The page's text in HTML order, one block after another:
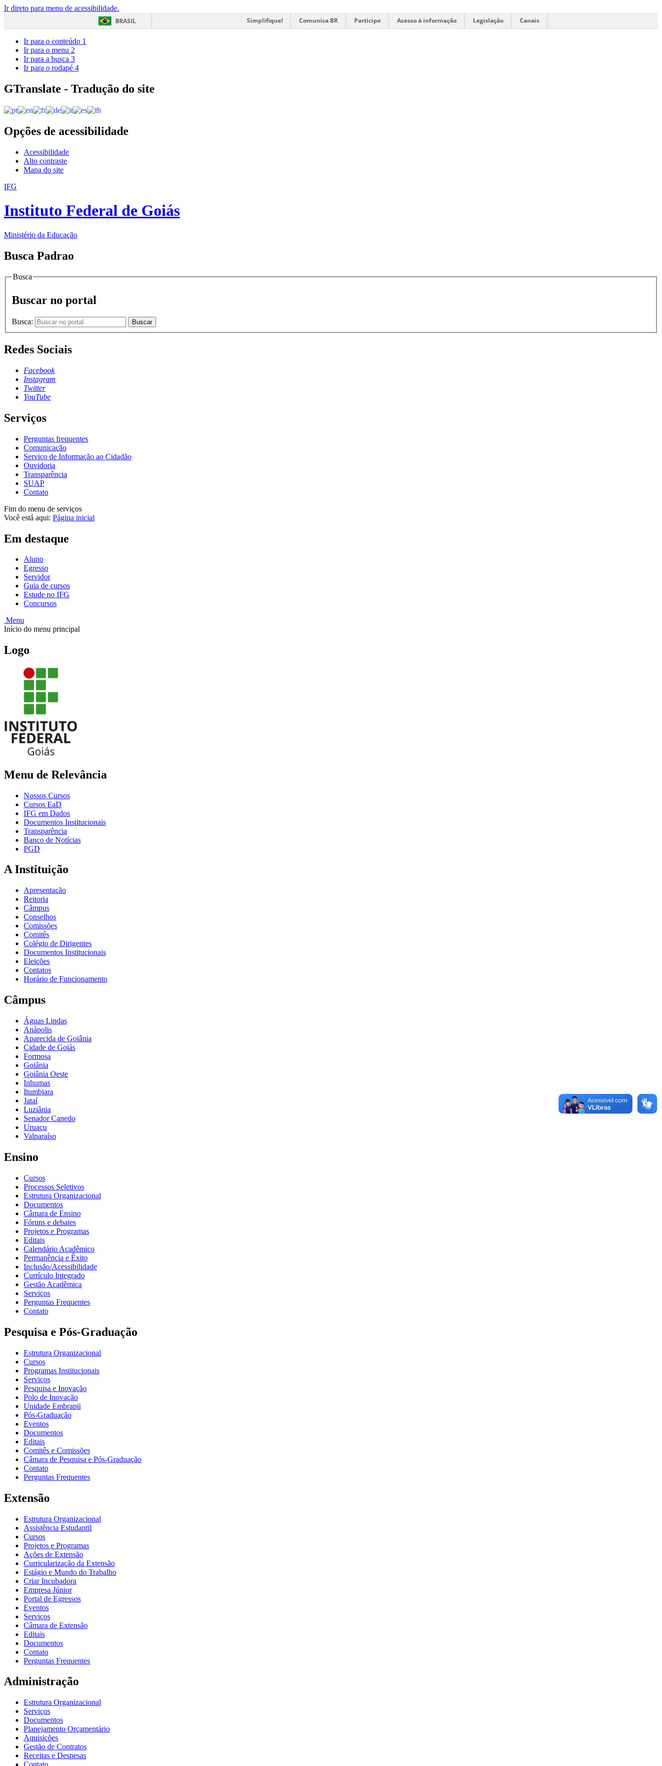
Ir direto para menu de acessibilidade.
BRASIL
Simplifique! Comunica BR Participe Acesso à informação Legislação Canais
Ir para o conteúdo 1
Ir para o menu 2
Ir para a busca 3
Ir para o rodapé 4
GTranslate - Tradução do site
Opções de acessibilidade
Acessibilidade
Alto contraste
Mapa do site
IFG
Instituto Federal de Goiás
Ministério da Educação
Busca Padrao
Busca
Buscar no portal
Busca: Buscar
Redes Sociais
Facebook
Instagram
Twitter
YouTube
Serviços
Perguntas frequentes
Comunicação
Serviço de Informação ao Cidadão
Ouvidoria
Transparência
SUAP
Contato
Fim do menu de serviços
Você está aqui: Página inicial
Em destaque
Aluno
Egresso
Servidor
Guia de cursos
Estude no IFG
Concursos
Menu
Início do menu principal
Logo
Menu de Relevância
Nossos Cursos
Cursos EaD
IFG em Dados
Documentos Institucionais
Transparência
Banco de Notícias
PGD
A Instituição
Apresentação
Reitoria
Câmpus
Conselhos
Comissões
Comitês
Colégio de Dirigentes
Documentos Institucionais
Eleições
Contatos
Horário de Funcionamento
Câmpus
Águas Lindas
Anápolis
Aparecida de Goiânia
Cidade de Goiás
Formosa
Goiânia
Goiânia Oeste
Inhumas
Itumbiara
Jataí
Luziânia
Senador Canedo
Uruaçu
Valparaíso
Ensino
Cursos
Processos Seletivos
Estrutura Organizacional
Documentos
Câmara de Ensino
Fóruns e debates
Projetos e Programas
Editais
Calendário Acadêmico
Permanência e Êxito
Inclusão/Acessibilidade
Currículo Integrado
Gestão Acadêmica
Serviços
Perguntas Frequentes
Contato
Pesquisa e Pós-Graduação
Estrutura Organizacional
Cursos
Programas Institucionais
Serviços
Pesquisa e Inovação
Polo de Inovação
Unidade Embrapii
Pós-Graduação
Eventos
Documentos
Editais
Comitês e Comissões
Câmara de Pesquisa e Pós-Graduação
Contato
Perguntas Frequentes
Extensão
Estrutura Organizacional
Assistência Estudantil
Cursos
Projetos e Programas
Ações de Extensão
Curricularização da Extensão
Estágio e Mundo do Trabalho
Criar Incubadora
Empresa Júnior
Portal de Egressos
Eventos
Serviços
Câmara de Extensão
Editais
Documentos
Contato
Perguntas Frequentes
Administração
Estrutura Organizacional
Serviços
Documentos
Planejamento Orçamentário
Aquisições
Gestão de Contratos
Receitas e Despesas